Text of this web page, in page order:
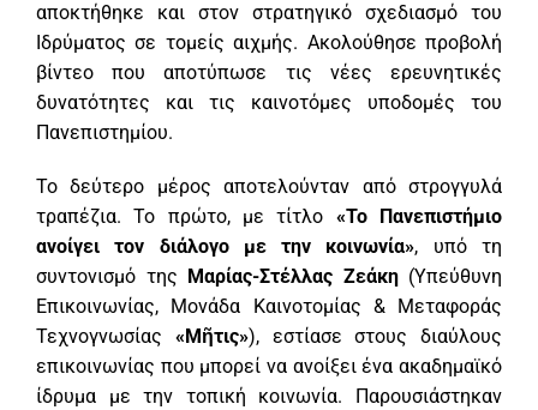
αποκτήθηκε και στον στρατηγικό σχεδιασμό του
Ιδρύματος σε τομείς αιχμής. Ακολούθησε προβολή
βίντεο που αποτύπωσε τις νέες ερευνητικές
δυνατότητες και τις καινοτόμες υποδομές του
Πανεπιστημίου.
Το δεύτερο μέρος αποτελούνταν από στρογγυλά
τραπέζια. Το πρώτο, με τίτλο «Το Πανεπιστήμιο
ανοίγει τον διάλογο με την κοινωνία», υπό τη
συντονισμό της
Μαρίας-Στέλλας Ζεάκη(Υπεύθυνη
Επικοινωνίας, Μονάδα Καινοτομίας & Μεταφοράς
Τεχνογνωσίας «Μῆτις»), εστίασε στους διαύλους
επικοινωνίας που μπορεί να ανοίξει ένα ακαδημαϊκό
ίδρυμα με την τοπική κοινωνία. Παρουσιάστηκαν